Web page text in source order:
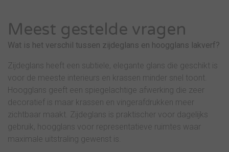
Meest gestelde vragen
Wat is het verschil tussen zijdeglans en hoogglans lakverf?
Zijdeglans heeft een subtiele, elegante glans die geschikt is
voor de meeste interieurs en krassen minder snel toont.
Hoogglans geeft een spiegelachtige afwerking die zeer
decoratief is maar krassen en vingerafdrukken meer
zichtbaar maakt. Zijdeglans is praktischer voor dagelijks
gebruik, hoogglans voor representatieve ruimtes waar
maximale uitstraling gewenst is.